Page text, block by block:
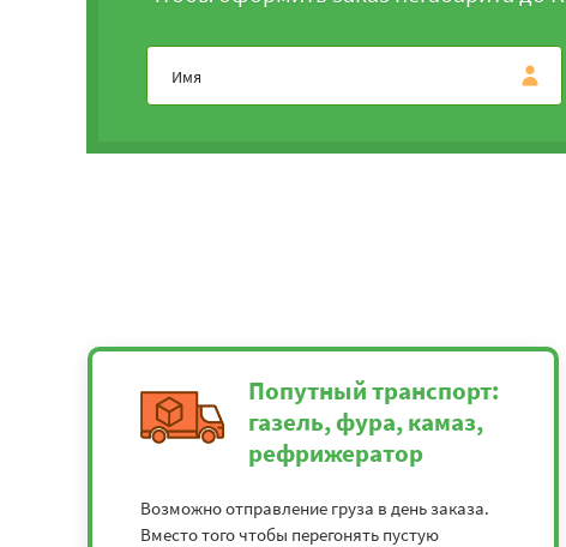
Попутный транспорт:
газель, фура, камаз,
рефрижератор
Возможно отправление груза в день заказа.
Вместо того чтобы перегонять пустую